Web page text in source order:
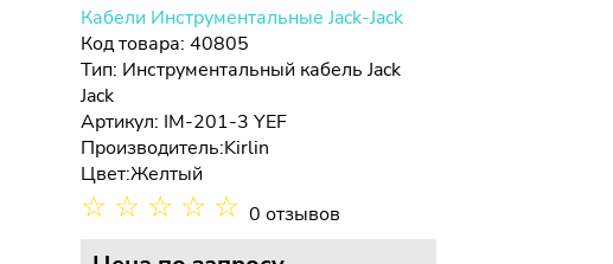
Кабели Инструментальные Jack-Jack
Код товара: 40805
Тип: Инструментальный кабель Jack
Jack
Артикул: IM-201-3 YEF
Производитель:Kirlin
Цвет:Желтый
☆ ☆ ☆ ☆ ☆ 0 отзывов